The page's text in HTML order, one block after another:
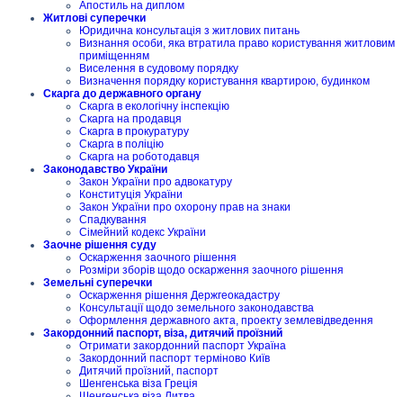
Апостиль на диплом
Житлові суперечки
Юридична консультація з житлових питань
Визнання особи, яка втратила право користування житловим
приміщенням
Виселення в судовому порядку
Визначення порядку користування квартирою, будинком
Скарга до державного органу
Скарга в екологічну інспекцію
Скарга на продавця
Скарга в прокуратуру
Скарга в поліцію
Скарга на роботодавця
Законодавство України
Закон України про адвокатуру
Конституція України
Закон України про охорону прав на знаки
Спадкування
Сімейний кодекс України
Заочне рішення суду
Оскарження заочного рішення
Розміри зборів щодо оскарження заочного рішення
Земельні суперечки
Оскарження рішення Держгеокадастру
Консультації щодо земельного законодавства
Оформлення державного акта, проекту землевідведення
Закордонний паспорт, віза, дитячий проїзний
Отримати закордонний паспорт Україна
Закордонний паспорт терміново Київ
Дитячий проїзний, паспорт
Шенгенська віза Греція